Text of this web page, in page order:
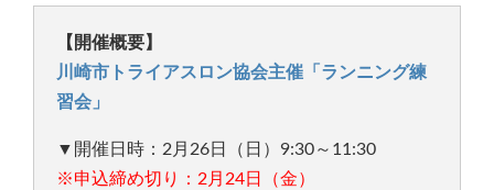
【開催概要】
川崎市トライアスロン協会主催「ランニング練
習会」
▼開催日時：2月26日（日）9:30～11:30
※申込締め切り：2月24日（金）